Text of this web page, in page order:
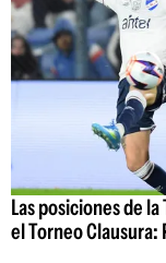
Las posiciones de
el Torneo Clausura: